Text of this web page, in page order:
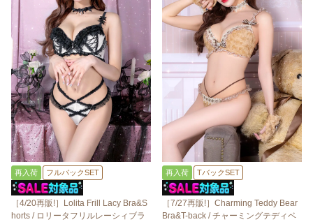
再入荷 フルバックSET
［4/20再販!］Lolita Frill Lacy Bra&S
horts / ロリータフリルレーシィブラ
再入荷 TバックSET
［7/27再販!］Charming Teddy Bear
Bra&T-back / チャーミングテディベ